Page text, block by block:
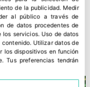
en Adra y Horche
de la publicidad. Medir
al público a través de
de datos procedentes de
los servicios. Uso de datos
contenido. Utilizar datos de
los dispositivos en función
.Tus preferencias tendrán